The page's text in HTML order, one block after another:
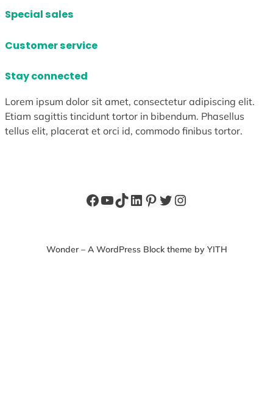
Special sales
Customer service
Stay connected
Lorem ipsum dolor sit amet, consectetur adipiscing elit.
Etiam sagittis tincidunt tortor in bibendum. Phasellus
tellus elit, placerat et orci id, commodo finibus tortor.
Facebook
YouTube
TikTok
LinkedIn
Pinterest
X Instagram
Wonder – A WordPress Block theme by YITH